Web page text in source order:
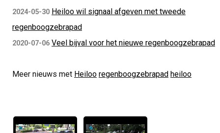
2024-05-30 Heiloo wil signaal afgeven met tweede
regenboogzebrapad
2020-07-06 Veel bijval voor het nieuwe regenboogzebrapad
Meer nieuws met Heiloo regenboogzebrapad heiloo